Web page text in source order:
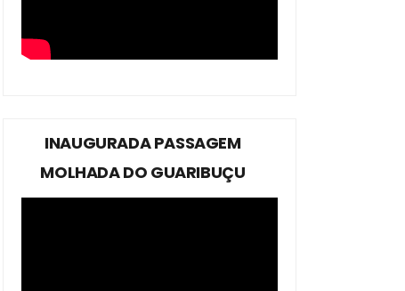
INAUGURADA PASSAGEM
MOLHADA DO GUARIBUÇU